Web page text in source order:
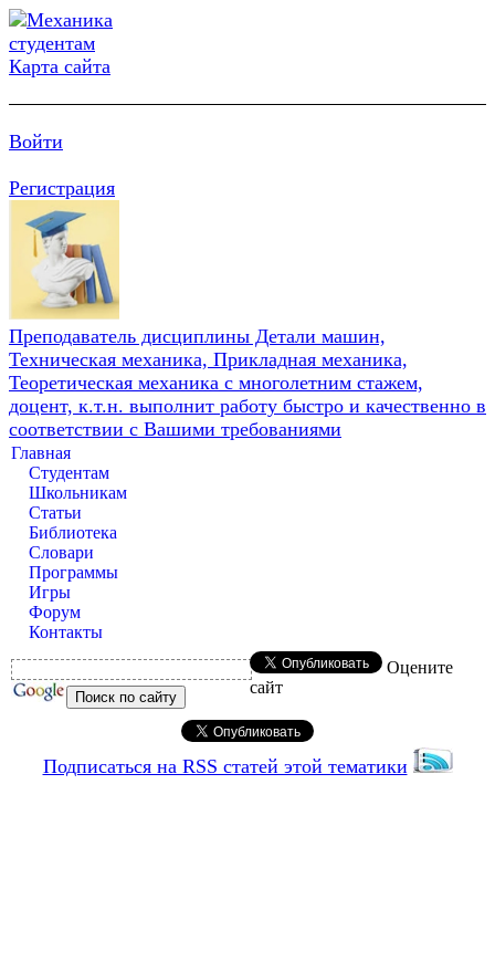
Карта сайта
Войти
Регистрация
Преподаватель дисциплины Детали машин,
Техническая механика, Прикладная механика,
Теоретическая механика с многолетним стажем,
доцент, к.т.н. выполнит работу быстро и качественно в
соответствии с Вашими требованиями
Главная
Студентам
Школьникам
Статьи
Библиотека
Словари
Программы
Игры
Форум
Контакты
Оцените
сайт
Подписаться на RSS статей этой тематики